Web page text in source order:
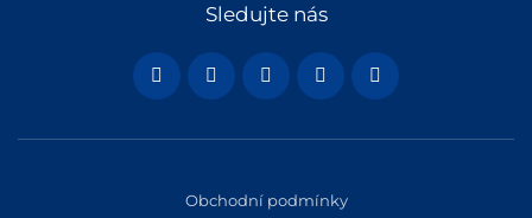
Sledujte nás
Obchodní podmínky